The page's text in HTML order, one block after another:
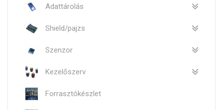
Adattárolás
Shield/pajzs
Szenzor
Kezelőszerv
Forrasztókészlet